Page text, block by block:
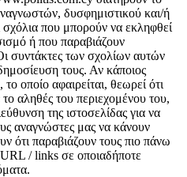
δυσφημιστικού και/ή
σχόλια που μπορούν να εκληφθεί
ή που παραβιάζουν
συντάκτες των σχολίων αυτών
τους. Αν κάποιος
οποίο αφαιρείται, θεωρεί ότι
αληθές του περιεχομένου του,
της ιστοσελίδας για να
αναγνώστες μας να κάνουν
ότι παραβιάζουν τους πιο πάνω
/ links σε οποιαδήποτε